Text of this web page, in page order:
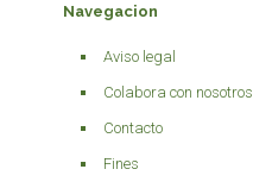
Navegacion
Aviso legal
Colabora con nosotros
Contacto
Fines